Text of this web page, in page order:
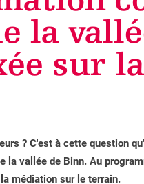
la
sur la
? C'est à cette question
la vallée de Binn. Au
médiation sur le terrain.